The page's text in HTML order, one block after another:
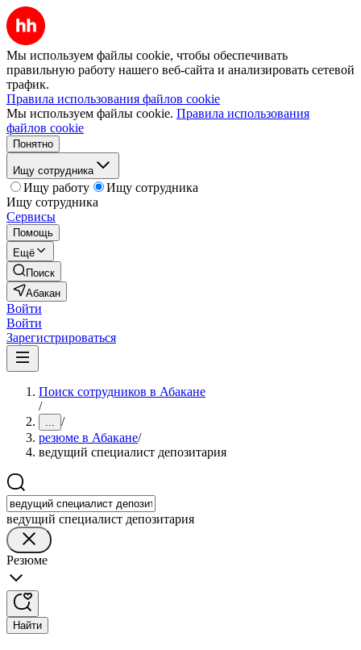
Мы используем файлы cookie, чтобы обеспечивать
правильную работу нашего веб-сайта и анализировать сетевой
трафик.
Правила использования файлов cookie
Мы используем файлы cookie. Правила использования
файлов cookie
Понятно
Ищу сотрудника
Ищу работу
Ищу сотрудника
Ищу сотрудника
Сервисы
Помощь
Ещё
Поиск
Абакан
Войти
Войти
Зарегистрироваться
Поиск сотрудников в Абакане
/
... /
резюме в Абакане/
ведущий специалист депозитария
ведущий специалист депозитария
Резюме
Найти